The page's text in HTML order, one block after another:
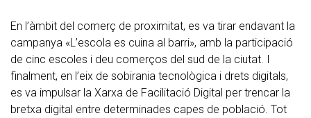
En l’àmbit del comerç de proximitat, es va tirar endavant la
campanya «L’escola es cuina al barri», amb la participació
de cinc escoles i deu comerços del sud de la ciutat. I
finalment, en l’eix de sobirania tecnològica i drets digitals,
es va impulsar la Xarxa de Facilitació Digital per trencar la
bretxa digital entre determinades capes de població. Tot